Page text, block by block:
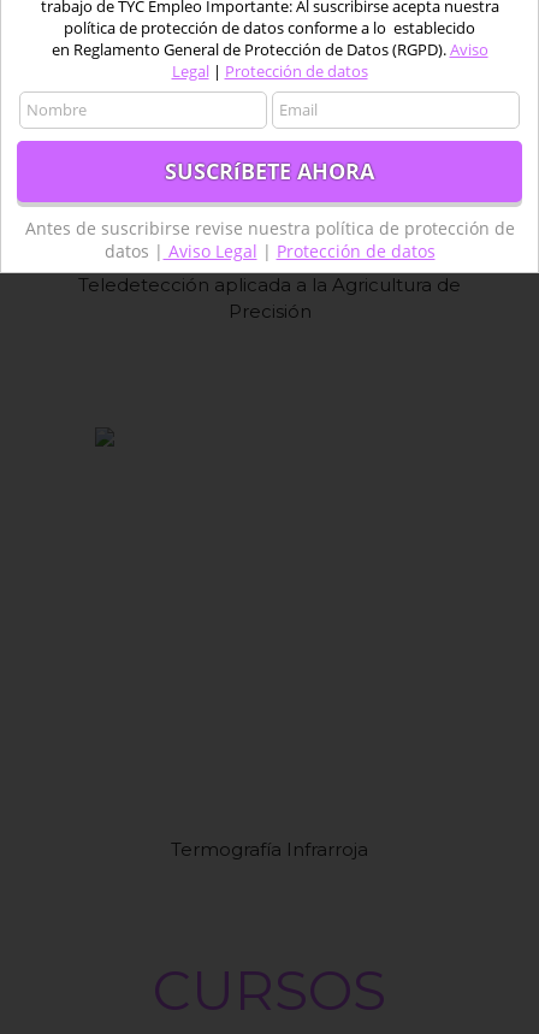
Teledetección aplicada a la Agricultura de
Precisión
Termografía Infrarroja
CURSOS
trabajo de TYC Empleo Importante: Al suscribirse acepta nuestra
política de protección de datos conforme a lo establecido
en Reglamento General de Protección de Datos (RGPD).Aviso
Legal| Protección de datos
Antes de suscribirse revise nuestra política de protección de
datos | Aviso Legal | Protección de datos